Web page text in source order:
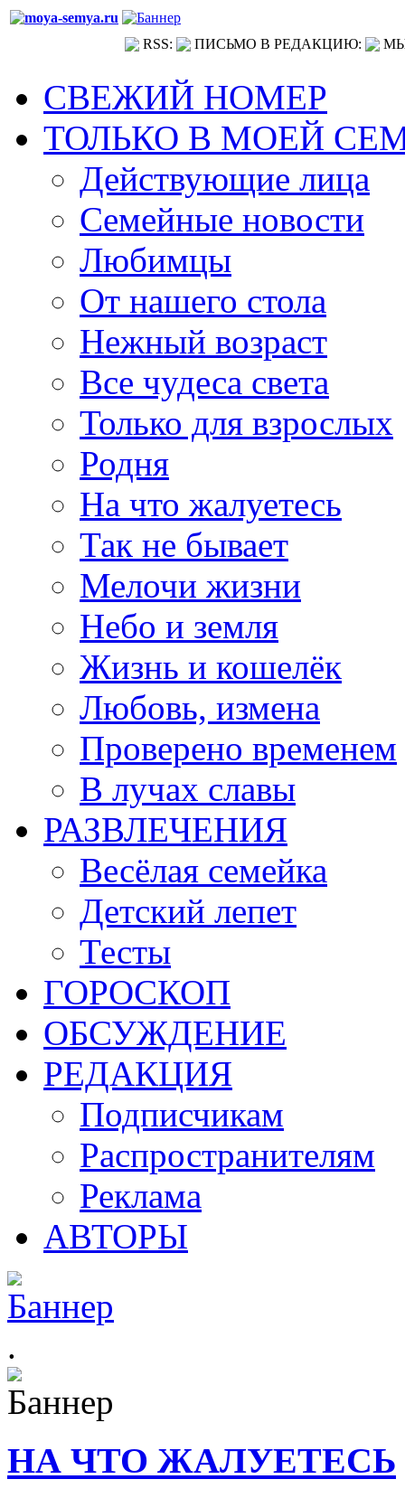
RSS: ПИСЬМО В РЕДАКЦИЮ:
СВЕЖИЙ НОМЕР
ТОЛЬКО В МОЕЙ
Действующие лица
Семейные новости
Любимцы
От нашего стола
Нежный возраст
Все чудеса света
Только для взрослых
Родня
На что жалуетесь
Так не бывает
Мелочи жизни
Небо и земля
Жизнь и кошелёк
Любовь, измена
Проверено временем
В лучах славы
РАЗВЛЕЧЕНИЯ
Весёлая семейка
Детский лепет
Тесты
ГОРОСКОП
ОБСУЖДЕНИЕ
РЕДАКЦИЯ
Подписчикам
Распространителям
Реклама
АВТОРЫ
.
НА ЧТО ЖАЛУЕТЕСЬ